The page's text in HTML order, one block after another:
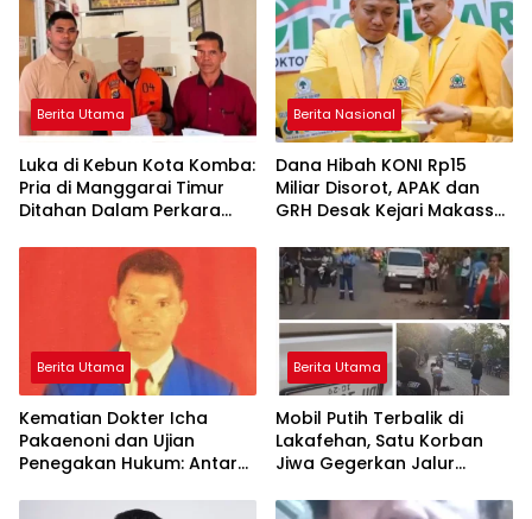
Berita Utama
Luka di Kebun Kota Komba:
Pria di Manggarai Timur
Ditahan Dalam Perkara
Terhadap Anak
Berita Nasional
Dana Hibah KONI Rp15
Miliar Disorot, APAK dan
GRH Desak Kejari Makassar
Sekda
Berita Utama
Kematian Dokter Icha
Pakaenoni dan Ujian
Penegakan Hukum: Antara
Tanggung Jawab Pidana,
Berita Utama
Mobil Putih Terbalik di
Lakafehan, Satu Korban
Jiwa Gegerkan Jalur